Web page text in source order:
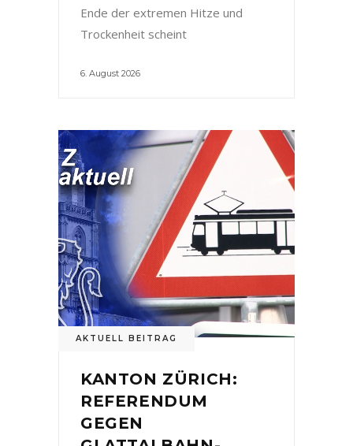
Ende der extremen Hitze und
Trockenheit scheint
6. August 2026
AKTUELL BEITRAG
KANTON ZÜRICH:
REFERENDUM
GEGEN